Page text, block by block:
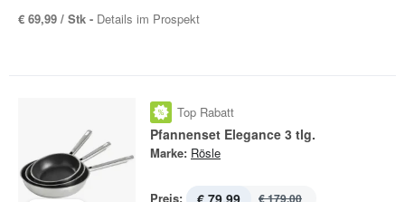
€ 69,99 / Stk - Details im Prospekt
Top Rabatt
Pfannenset Elegance 3 tlg.
Marke: Rösle
Preis: € 79,99 € 179,00